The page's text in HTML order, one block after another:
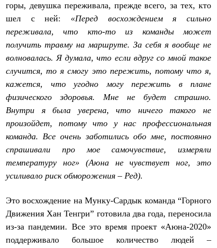
Уход за одеждой
В Арктику
PEAK
ЗА ПОЛЯРНЫМ КРУГОМ
BASK kids
CITY
BASK juno
ИДЁМ В ПОХОД
Дневник капитана
Каталог дилеров
Компания
Баск сегодня
История
Производство
Баск в вашем городе
Контроль качества
Технологии
Сотрудничество
Дилерам
Стать дилером
Корпоративным клиентам
Услуги
горы, девушка переживала, прежде всего, за тех, кто
шел с ней: «Перед восхождением я сильно
переживала, что кто-то из команды может
получить травму на маршруте. За себя я вообще не
волновалась. Я думала, что если вдруг со мной такое
случится, то я смогу это пережить, потому что я,
кажется, что угодно могу пережить в плане
физического здоровья. Мне не будет страшно.
Внутри я была уверена, что ничего такого не
произойдет, потому что у нас профессиональная
команда. Все очень заботились обо мне, постоянно
спрашивали про мое самочувствие, измеряли
температуру ног» (Аюна не чувствует ног, это
усиливало риск обморожения – Ред).
Это восхождение на Мунку-Сардык команда “Горного
Движения Хан Тенгри” готовила два года, переносила
из-за пандемии. Все это время проект «Аюна-2020»
поддерживало большое количество людей –